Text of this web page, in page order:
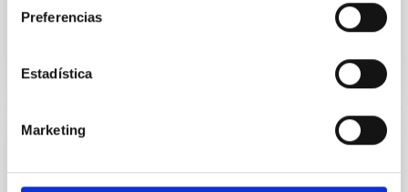
Preferencias
Estadística
Marketing
IACTEC Large Telescopes: New Robotic